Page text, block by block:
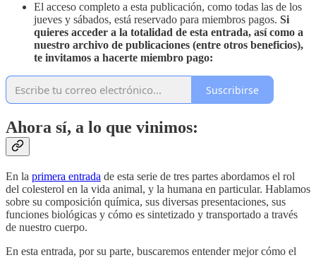
El acceso completo a esta publicación, como todas las de los
jueves y sábados, está reservado para miembros pagos. Si
quieres acceder a la totalidad de esta entrada, así como a
nuestro archivo de publicaciones (entre otros beneficios),
te invitamos a hacerte miembro pago:
Suscribirse
Ahora sí, a lo que vinimos:
En la primera entrada de esta serie de tres partes abordamos el rol
del colesterol en la vida animal, y la humana en particular. Hablamos
sobre su composición química, sus diversas presentaciones, sus
funciones biológicas y cómo es sintetizado y transportado a través
de nuestro cuerpo.
En esta entrada, por su parte, buscaremos entender mejor cómo el